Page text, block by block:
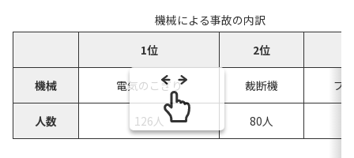
機械による事故の内訳
1位
2位
機械 電気のこぎり 裁断機 プ
人数 126人 80人